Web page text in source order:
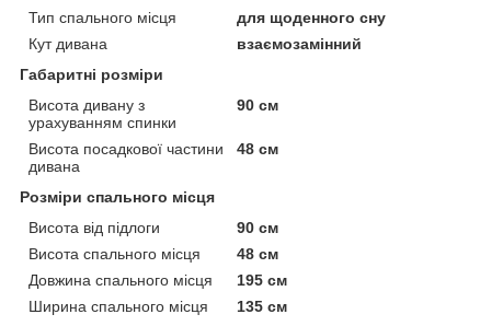
Тип спального місця
для щоденного сну
Кут дивана
взаємозамінний
Габаритні розміри
Висота дивану з
урахуванням спинки
90 см
Висота посадкової частини
дивана
48 см
Розміри спального місця
Висота від підлоги
90 см
Висота спального місця
48 см
Довжина спального місця
195 см
Ширина спального місця
135 см